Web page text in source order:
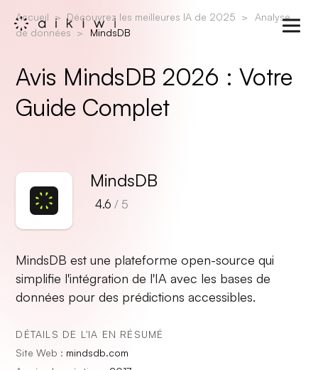
Accueil Découvrez les meilleures IA de 2025
Analyse
de données
MindsDB
Avis MindsDB 2026 : Votre
Guide Complet
MindsDB
4.6 / 5
MindsDB est une plateforme open-source qui
simplifie l'intégration de l'IA avec les bases de
données pour des prédictions accessibles.
DÉTAILS DE L'IA EN RÉSUMÉ
Site Web : mindsdb.com